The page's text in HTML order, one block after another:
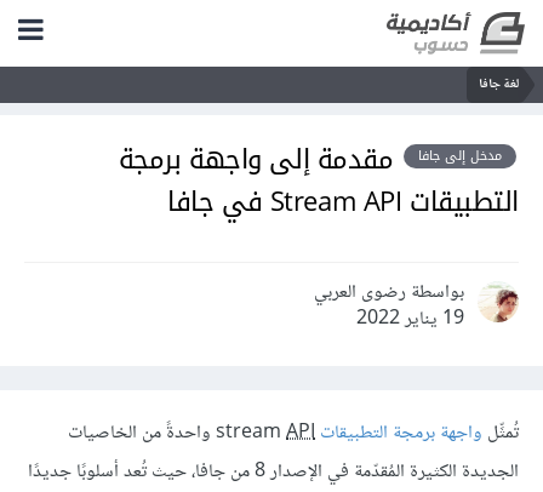
لغة جافا
مدخل إلى جافا
مقدمة إلى واجهة برمجة
التطبيقات Stream API في جافا
بواسطة رضوى العربي
19 يناير 2022
تُمثِّل واجهة برمجة التطبيقاتAPI
واحدةً من الخاصيات
الجديدة الكثيرة المُقدّمة في الإصدار 8 من جافا، حيث تُعد أسلوبًا جديدًا